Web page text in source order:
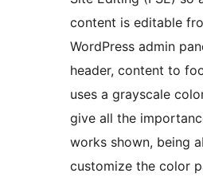
content is editable
WordPress admin
header, content to
uses a grayscale
give all the
works shown, being
customize the color